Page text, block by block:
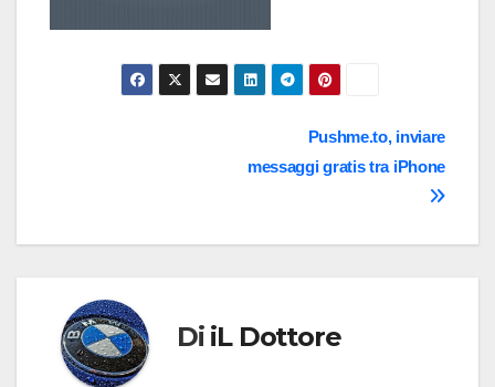
Pushme.to, inviare
messaggi gratis tra iPhone
Di iL Dottore